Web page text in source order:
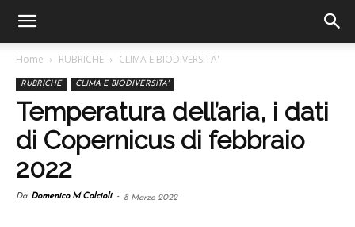
Home RUBRICHE CLIMA E BIODIVERSITA'
RUBRICHE CLIMA E BIODIVERSITA'
Temperatura dell’aria, i dati
di Copernicus di febbraio
2022
Da Domenico M Calcioli - 8 Marzo 2022